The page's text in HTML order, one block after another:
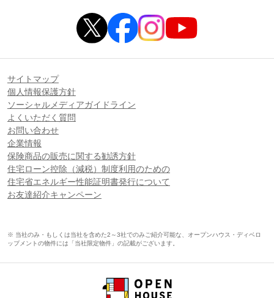
サイトマップ
個人情報保護方針
ソーシャルメディアガイドライン
よくいただく質問
お問い合わせ
企業情報
保険商品の販売に関する勧誘方針
住宅ローン控除（減税）制度利用のための
住宅省エネルギー性能証明書発行について
お友達紹介キャンペーン
※ 当社のみ・もしくは当社を含めた2～3社でのみご紹介可能な、オープンハウス・ディベロ
ップメントの物件には「当社限定物件」の記載がございます。